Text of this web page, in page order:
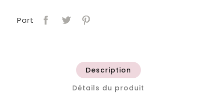
Part
Description
Détails du produit